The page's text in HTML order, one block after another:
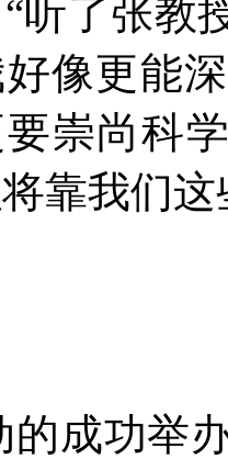
听了张教
像更能
崇尚科
靠我们
功举办